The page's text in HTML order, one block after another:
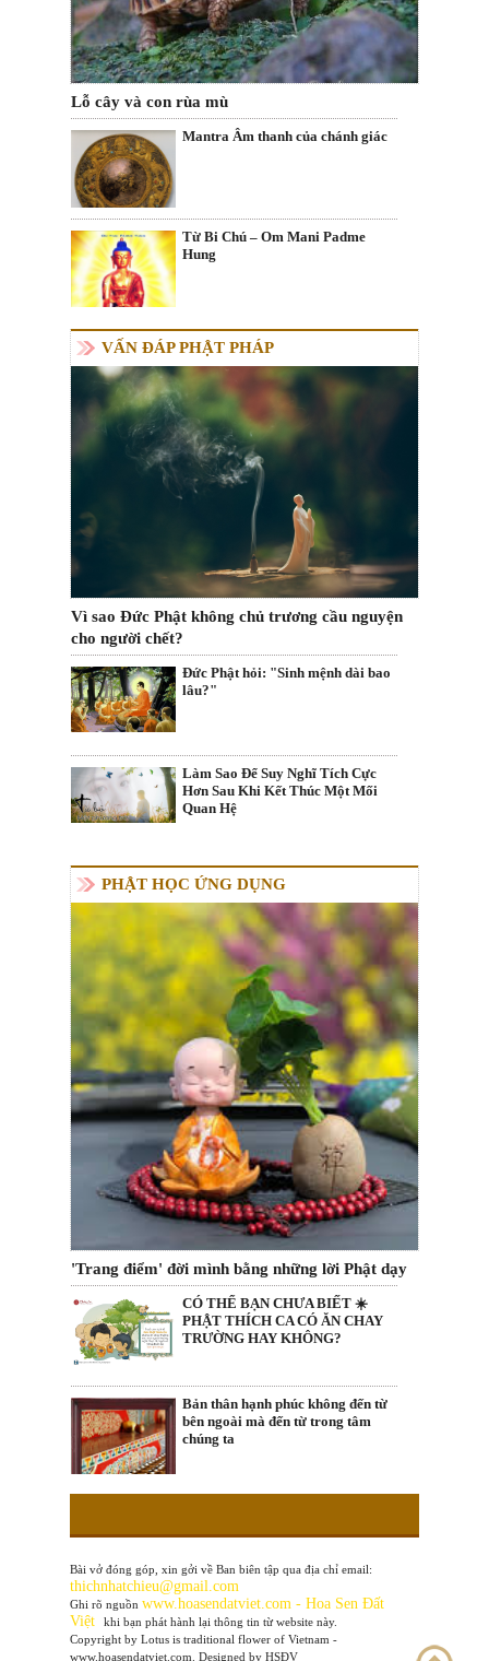
Lỗ cây và con rùa mù
Mantra Âm thanh của chánh giác
Từ Bi Chú – Om Mani Padme
Hung
VẤN ĐÁP PHẬT PHÁP
Vì sao Đức Phật không chủ trương cầu nguyện
cho người chết?
Đức Phật hỏi: "Sinh mệnh dài bao
lâu?"
Làm Sao Để Suy Nghĩ Tích Cực
Hơn Sau Khi Kết Thúc Một Mối
Quan Hệ
PHẬT HỌC ỨNG DỤNG
'Trang điểm' đời mình bằng những lời Phật dạy
CÓ THỂ BẠN CHƯA BIẾT ☀️
PHẬT THÍCH CA CÓ ĂN CHAY
TRƯỜNG HAY KHÔNG?
Bản thân hạnh phúc không đến từ
bên ngoài mà đến từ trong tâm
chúng ta
Bài vở đóng góp, xin gởi về Ban biên tập qua địa chỉ email:
thichnhatchieu@gmail.com
Ghi rõ nguồn www.hoasendatviet.com - Hoa Sen Đất
Việt
khi bạn phát hành lại thông tin từ website này.
Copyright by Lotus is traditional flower of Vietnam -
www.hoasendatviet.com. Designed by HSĐV